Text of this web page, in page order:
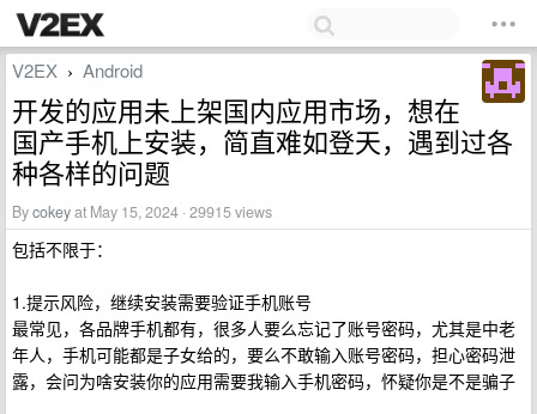
V2EX › Android
开发的应用未上架国内应用市场，想在
国产手机上安装，简直难如登天，遇到过各
种各样的问题
Bycokeyat May 15, 2024 · 29915 views
包括不限于：
1.提示风险，继续安装需要验证手机账号
最常见，各品牌手机都有，很多人要么忘记了账号密码，尤其是中老
年人，手机可能都是子女给的，要么不敢输入账号密码，担心密码泄
露，会问为啥安装你的应用需要我输入手机密码，怀疑你是不是骗子